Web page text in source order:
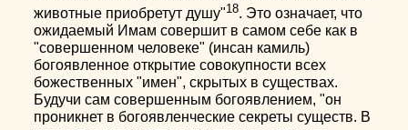
животные приобретут душу"18. Это означает, что
ожидаемый Имам совершит в самом себе как в
"совершенном человеке" (инсан камиль)
богоявленное открытие совокупности всех
божественных "имен", скрытых в существах.
Будучи сам совершенным богоявлением, "он
проникнет в богоявленческие секреты существ. В